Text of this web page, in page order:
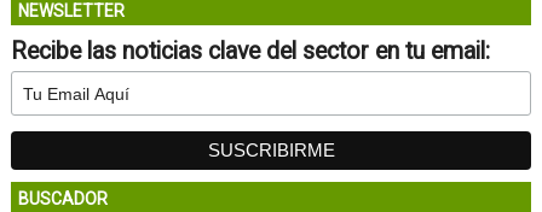
NEWSLETTER
Recibe las noticias clave del sector en tu email:
BUSCADOR